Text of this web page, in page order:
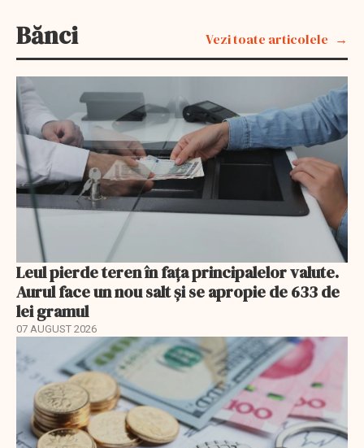
Bănci Vezi toate articolele
Leul pierde teren în fața principalelor valute.
Aurul face un nou salt și se apropie de 633 de
lei gramul
07 AUGUST 2026